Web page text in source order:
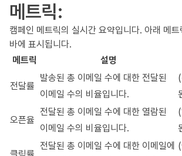
메트릭:
캠페인 메트릭의 실시간 요약입니다. 아래 메
바에 표시됩니다.
메트릭
설명
전달률
발송된 총 이메일 수에 대한 전달된
이메일 수의 비율입니다.
오픈율
전달된 총 이메일 수에 대한 열람된
이메일 수의 비율입니다.
전달된 총 이메일 수에 대한 이메일에